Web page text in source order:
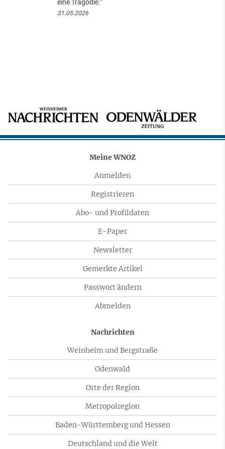
eine Tragödie.“
31.05.2026
Meine WNOZ
Anmelden
Registrieren
Abo- und Profildaten
E-Paper
Newsletter
Gemerkte Artikel
Passwort ändern
Abmelden
Nachrichten
Weinheim und Bergstraße
Odenwald
Orte der Region
Metropolregion
Baden-Württemberg und Hessen
Deutschland und die Welt